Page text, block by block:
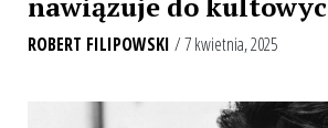
ROBERT FILIPOWSKI / 7 kwietnia, 2025